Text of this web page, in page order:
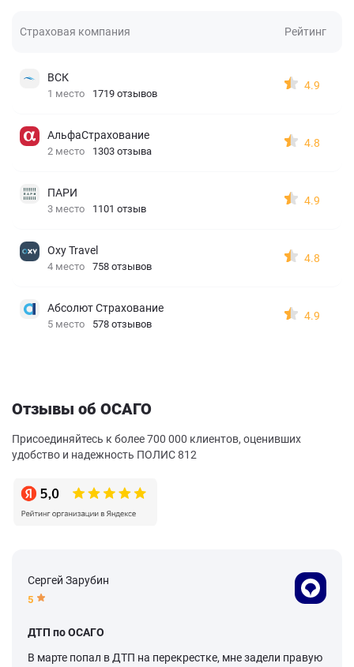
Страховая компания Рейтинг
ВСК
1 место 1719 отзывов
4.9
АльфаСтрахование
2 место 1303 отзыва
4.8
ПАРИ
3 место 1101 отзыв
4.9
Oxy Travel
4 место 758 отзывов
4.8
Абсолют Страхование
5 место 578 отзывов
4.9
Отзывы об ОСАГО
Присоединяйтесь к более 700 000 клиентов, оценивших
удобство и надежность ПОЛИС 812
Сергей Зарубин
5
ДТП по ОСАГО
В марте попал в ДТП на перекрестке, мне задели правую